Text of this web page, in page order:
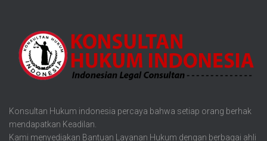
Konsultan Hukum indonesia percaya bahwa setiap orang berhak
mendapatkan Keadilan.
Kami menyediakan Bantuan Layanan Hukum dengan berbagai ahli